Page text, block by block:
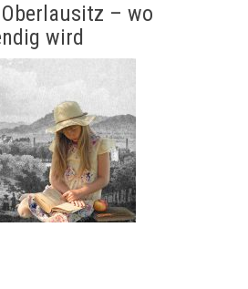
– wo
wird